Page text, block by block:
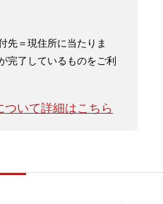
先＝現住所に当たりま
完了しているものをご利
いて詳細はこちら